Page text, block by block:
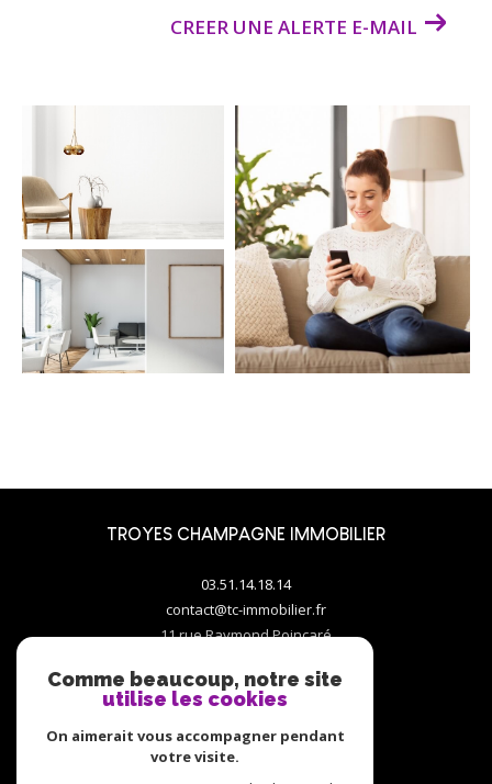
CREER UNE ALERTE E-MAIL
TROYES CHAMPAGNE IMMOBILIER
03.51.14.18.14
contact@tc-immobilier.fr
11 rue Raymond Poincaré
Comme beaucoup, notre site
utilise les cookies
On aimerait vous accompagner pendant
votre visite.